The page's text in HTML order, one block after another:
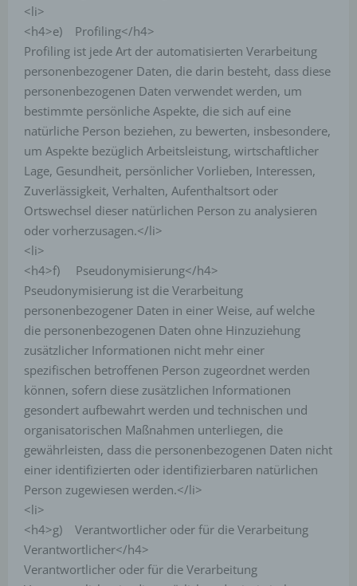
<li>
<h4>e) Profiling</h4>
Profiling ist jede Art der automatisierten Verarbeitung
personenbezogener Daten, die darin besteht, dass diese
personenbezogenen Daten verwendet werden, um
bestimmte persönliche Aspekte, die sich auf eine
natürliche Person beziehen, zu bewerten, insbesondere,
um Aspekte bezüglich Arbeitsleistung, wirtschaftlicher
Lage, Gesundheit, persönlicher Vorlieben, Interessen,
Zuverlässigkeit, Verhalten, Aufenthaltsort oder
Ortswechsel dieser natürlichen Person zu analysieren
oder vorherzusagen.</li>
<li>
<h4>f) Pseudonymisierung</h4>
Pseudonymisierung ist die Verarbeitung
personenbezogener Daten in einer Weise, auf welche
die personenbezogenen Daten ohne Hinzuziehung
zusätzlicher Informationen nicht mehr einer
spezifischen betroffenen Person zugeordnet werden
können, sofern diese zusätzlichen Informationen
gesondert aufbewahrt werden und technischen und
organisatorischen Maßnahmen unterliegen, die
gewährleisten, dass die personenbezogenen Daten nicht
einer identifizierten oder identifizierbaren natürlichen
Person zugewiesen werden.</li>
<li>
<h4>g) Verantwortlicher oder für die Verarbeitung
Verantwortlicher</h4>
Verantwortlicher oder für die Verarbeitung